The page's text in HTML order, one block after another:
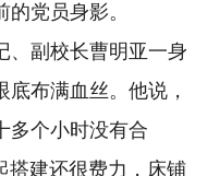
党员身影。
副校长曹明亚一身
布满血丝。他说，
多个小时没有合
搭建还很费力，床铺